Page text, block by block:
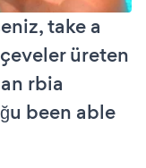
take a
üreten
rbia
been able